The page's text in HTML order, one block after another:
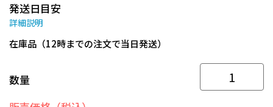
発送日目安
詳細説明
在庫品（12時までの注文で当日発送）
数量